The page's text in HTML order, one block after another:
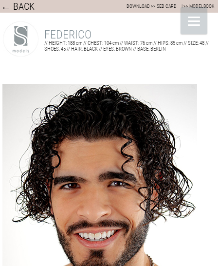
← BACK | >> MODELBOOK
DOWNLOAD >> SED CARD
FEDERICO
// HEIGHT: 188 cm // CHEST: 104 cm // WAIST: 76 cm // HIPS: 85 cm // SIZE: 48 //
SHOES: 45 // HAIR: BLACK // EYES: BROWN // BASE: BERLIN